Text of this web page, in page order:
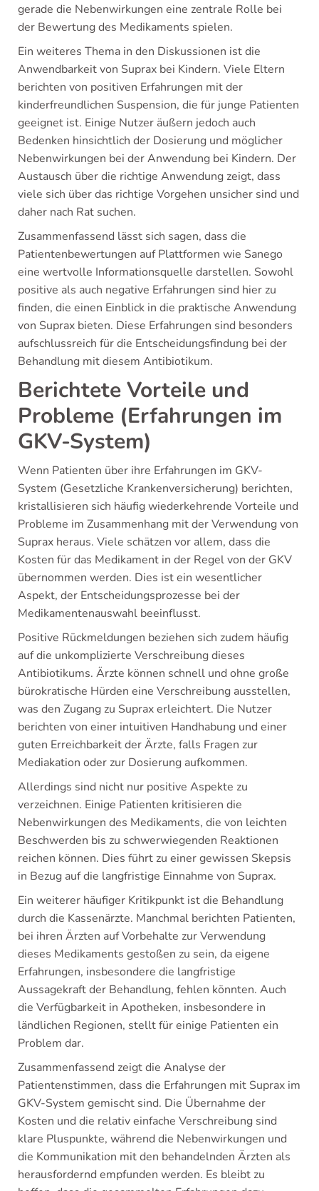
gerade die Nebenwirkungen eine zentrale Rolle bei
der Bewertung des Medikaments spielen.
Ein weiteres Thema in den Diskussionen ist die
Anwendbarkeit von Suprax bei Kindern. Viele Eltern
berichten von positiven Erfahrungen mit der
kinderfreundlichen Suspension, die für junge Patienten
geeignet ist. Einige Nutzer äußern jedoch auch
Bedenken hinsichtlich der Dosierung und möglicher
Nebenwirkungen bei der Anwendung bei Kindern. Der
Austausch über die richtige Anwendung zeigt, dass
viele sich über das richtige Vorgehen unsicher sind und
daher nach Rat suchen.
Zusammenfassend lässt sich sagen, dass die
Patientenbewertungen auf Plattformen wie Sanego
eine wertvolle Informationsquelle darstellen. Sowohl
positive als auch negative Erfahrungen sind hier zu
finden, die einen Einblick in die praktische Anwendung
von Suprax bieten. Diese Erfahrungen sind besonders
aufschlussreich für die Entscheidungsfindung bei der
Behandlung mit diesem Antibiotikum.
Berichtete Vorteile und
Probleme (Erfahrungen im
GKV-System)
Wenn Patienten über ihre Erfahrungen im GKV-
System (Gesetzliche Krankenversicherung) berichten,
kristallisieren sich häufig wiederkehrende Vorteile und
Probleme im Zusammenhang mit der Verwendung von
Suprax heraus. Viele schätzen vor allem, dass die
Kosten für das Medikament in der Regel von der GKV
übernommen werden. Dies ist ein wesentlicher
Aspekt, der Entscheidungsprozesse bei der
Medikamentenauswahl beeinflusst.
Positive Rückmeldungen beziehen sich zudem häufig
auf die unkomplizierte Verschreibung dieses
Antibiotikums. Ärzte können schnell und ohne große
bürokratische Hürden eine Verschreibung ausstellen,
was den Zugang zu Suprax erleichtert. Die Nutzer
berichten von einer intuitiven Handhabung und einer
guten Erreichbarkeit der Ärzte, falls Fragen zur
Mediakation oder zur Dosierung aufkommen.
Allerdings sind nicht nur positive Aspekte zu
verzeichnen. Einige Patienten kritisieren die
Nebenwirkungen des Medikaments, die von leichten
Beschwerden bis zu schwerwiegenden Reaktionen
reichen können. Dies führt zu einer gewissen Skepsis
in Bezug auf die langfristige Einnahme von Suprax.
Ein weiterer häufiger Kritikpunkt ist die Behandlung
durch die Kassenärzte. Manchmal berichten Patienten,
bei ihren Ärzten auf Vorbehalte zur Verwendung
dieses Medikaments gestoßen zu sein, da eigene
Erfahrungen, insbesondere die langfristige
Aussagekraft der Behandlung, fehlen könnten. Auch
die Verfügbarkeit in Apotheken, insbesondere in
ländlichen Regionen, stellt für einige Patienten ein
Problem dar.
Zusammenfassend zeigt die Analyse der
Patientenstimmen, dass die Erfahrungen mit Suprax im
GKV-System gemischt sind. Die Übernahme der
Kosten und die relativ einfache Verschreibung sind
klare Pluspunkte, während die Nebenwirkungen und
die Kommunikation mit den behandelnden Ärzten als
herausfordernd empfunden werden. Es bleibt zu